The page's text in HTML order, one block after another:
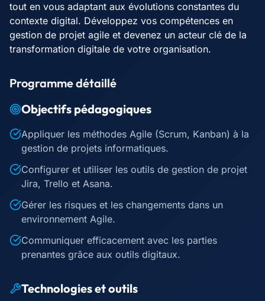
tout en vous adaptant aux évolutions constantes du
contexte digital. Développez vos compétences en
gestion de projet agile et devenez un acteur clé de la
transformation digitale de votre organisation.
Programme détaillé
Objectifs pédagogiques
Appliquer les méthodes Agile (Scrum, Kanban) à la
gestion de projets informatiques.
Configurer et utiliser les outils de gestion de projet
Jira, Trello et Asana.
Gérer les risques et les changements dans un
environnement Agile.
Communiquer efficacement avec les parties
prenantes grâce aux outils digitaux.
Technologies et outils